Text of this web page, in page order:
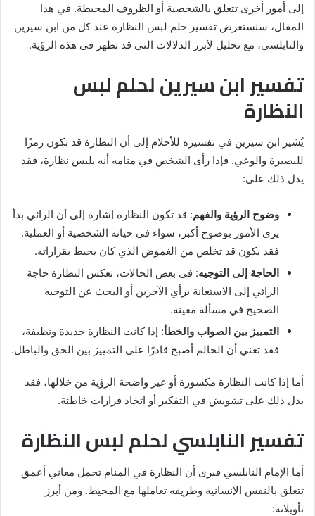
إلى أمور أخرى تتعلق بالشخصية أو الظروف المحيطة. في هذا
المقال، سنستعرض تفسير حلم لبس النظارة عند كل من ابن سيرين
والنابلسي، مع تحليل لأبرز الدلالات التي قد تظهر في هذه الرؤية.
تفسير ابن سيرين لحلم لبس
النظارة
يُشير ابن سيرين في تفسيره للأحلام إلى أن النظارة قد تكون رمزًا
للبصيرة والوعي. فإذا رأى الشخص في منامه أنه يلبس نظارة، فقد
يدل ذلك على:
وضوح الرؤية والفهم: قد تكون النظارة إشارة إلى أن الرائي بدأ
يرى الأمور بوضوح أكبر، سواء في حياته الشخصية أو العملية.
فقد يكون قد تخلص من الغموض الذي كان يحيط بقراراته.
الحاجة إلى التوجيه: في بعض الحالات، تعكس النظارة حاجة
الرائي إلى الاستعانة برأي الآخرين أو البحث عن التوجيه
الصحيح في مسألة معينة.
التمييز بين الصواب والخطأ: إذا كانت النظارة جديدة ونظيفة،
فقد تعني أن الحالم أصبح قادرًا على التمييز بين الحق والباطل.
أما إذا كانت النظارة مكسورة أو غير واضحة الرؤية من خلالها، فقد
يدل ذلك على تشويش في التفكير أو اتخاذ قرارات خاطئة.
تفسير النابلسي لحلم لبس النظارة
أما الإمام النابلسي فيرى أن النظارة في المنام تحمل معاني أعمق
تتعلق بالنفس الإنسانية وطريقة تعاملها مع المحيط. ومن أبرز
تأويلاته: